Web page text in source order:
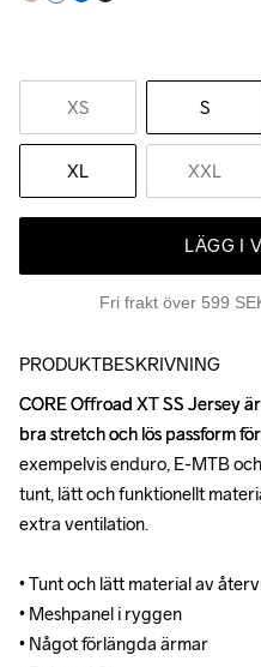
XS S
XL XXL
LÄGG I
Fri frakt över 599
PRODUKTBESKRIVNING
CORE Offroad XT SS Jersey
bra stretch och lös passform
exempelvis enduro, E-MTB
tunt, lätt och funktionellt
extra ventilation.
• Tunt och lätt material av
• Meshpanel i ryggen
• Något förlängda ärmar
CORE Offroad XT SS Jersey
bra stretch och lös passform
exempelvis enduro, E-MTB
tunt, lätt och funktionellt
extra ventilation.
• Tunt och lätt material av
• Meshpanel i ryggen
• Något förlängda ärmar